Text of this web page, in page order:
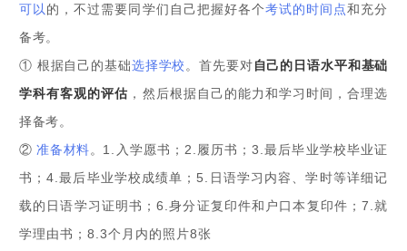
可以 的，不过需要同学们自己把握好各个考试的时间点和充分
备考。
① 根据自己的基础选择学校 。首先要对自己的日语水平和基础
学科有客观的评估 ，然后根据自己的能力和学习时间，合理选
择备考。
②准备材料。 1.入学愿书； 2.履历书；3.最后毕业学校毕业证
书；4.最后毕业学校成绩单； 5.日语学习内容、学时等详细记
载的日语学习证明书；6.身分证复印件和户口本复印件； 7.就
学理由书； 8.3个月内的照片8张